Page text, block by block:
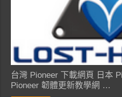
台灣 Pioneer 下載網頁 日本
Pioneer 韌體更新教學網 …